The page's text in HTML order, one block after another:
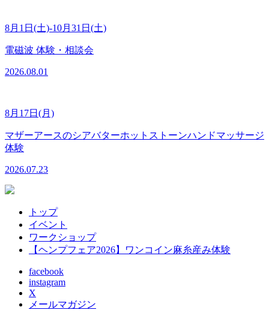
8月1日(土)-10月31日(土)
電磁波 体験・相談会
2026.08.01
8月17日(月)
マザーアースのシアバターホットストーンハンドマッサージ
体験
2026.07.23
トップ
イベント
ワークショップ
【ヘンプフェア2026】ワンコイン麻糸産み体験
facebook
instagram
X
メールマガジン